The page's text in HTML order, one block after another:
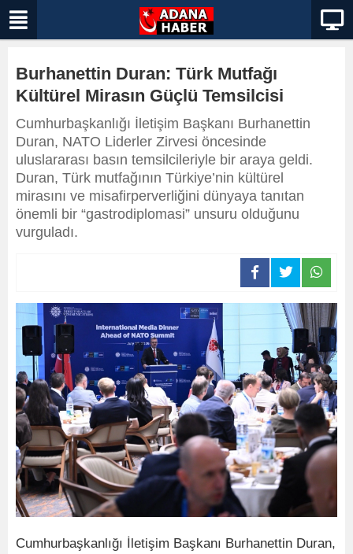
Burhanettin Duran: Türk Mutfağı
Kültürel Mirasın Güçlü Temsilcisi
Cumhurbaşkanlığı İletişim Başkanı Burhanettin
Duran, NATO Liderler Zirvesi öncesinde
uluslararası basın temsilcileriyle bir araya geldi.
Duran, Türk mutfağının Türkiye’nin kültürel
mirasını ve misafirperverliğini dünyaya tanıtan
önemli bir “gastrodiplomasi” unsuru olduğunu
vurguladı.
Cumhurbaşkanlığı İletişim Başkanı Burhanettin Duran,